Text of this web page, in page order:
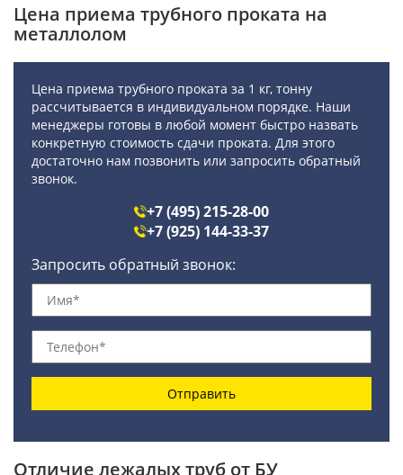
Цена приема трубного проката на
металлолом
Цена приема трубного проката за 1 кг, тонну
рассчитывается в индивидуальном порядке. Наши
менеджеры готовы в любой момент быстро назвать
конкретную стоимость сдачи проката. Для этого
достаточно нам позвонить или запросить обратный
звонок.
+7 (495) 215-28-00
+7 (925) 144-33-37
Запросить обратный звонок:
Отправить
Отличие лежалых труб от БУ